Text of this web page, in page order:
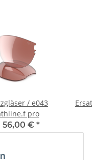
/ e043
pro
56,00 € *